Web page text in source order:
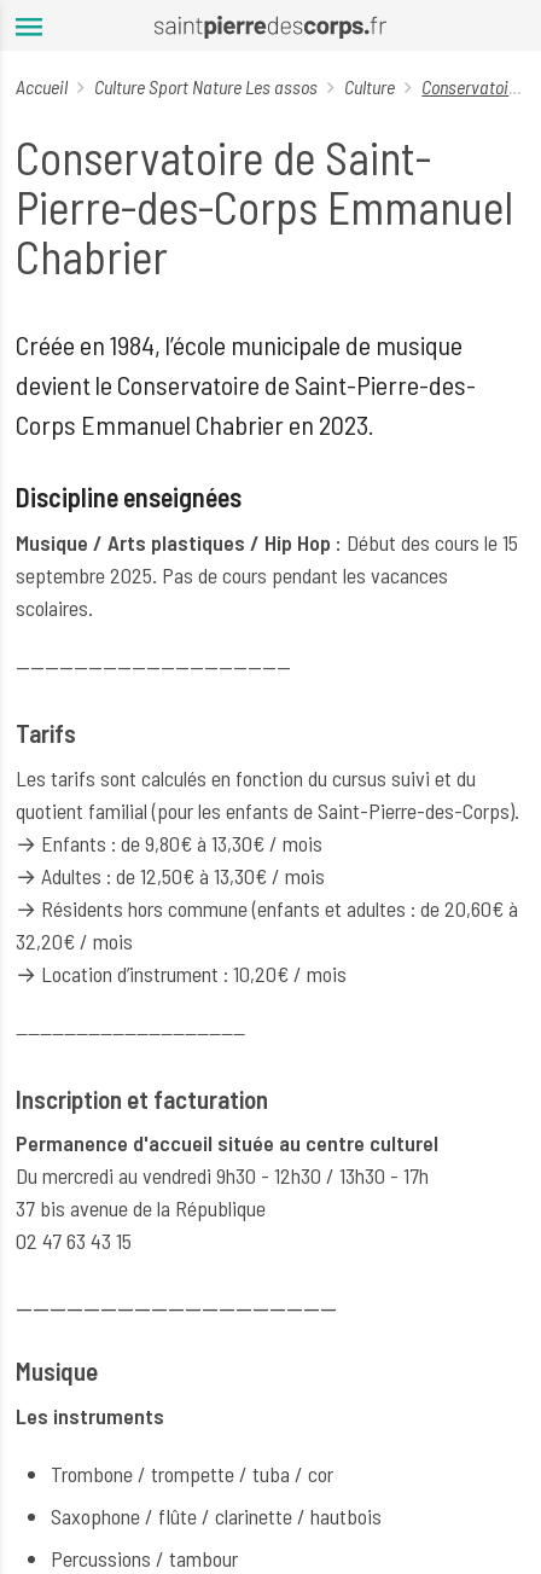
Aller au contenu principal
Accueil CultureSport Nature Les assos Culture Conservatoire de Saint-Pierre-des-Corps Emmanuel Chabrier
Conservatoire de Saint-
Pierre-des-Corps Emmanuel
Chabrier
Créée en 1984, l’école municipale de musique
devient le Conservatoire de Saint-Pierre-des-
Corps Emmanuel Chabrier en 2023.
Discipline enseignées
Musique / Arts plastiques / Hip Hop : Début des cours le 15
septembre 2025. Pas de cours pendant les vacances
scolaires.
--------------------------------------
Tarifs
Les tarifs sont calculés en fonction du cursus suivi et du
quotient familial (pour les enfants de Saint-Pierre-des-Corps).
→ Enfants : de 9,80€ à 13,30€ / mois
→ Adultes : de 12,50€ à 13,30€ / mois
→ Résidents hors commune (enfants et adultes : de 20,60€ à
32,20€ / mois
→ Location d’instrument : 10,20€ / mois
--------------------------------------
Inscription et facturation
Permanence d'accueil située au centre culturel
Du mercredi au vendredi 9h30 - 12h30 / 13h30 - 17h
37 bis avenue de la République
02 47 63 43 15
--------------------------------------
Musique
Les instruments
Trombone / trompette / tuba / cor
Saxophone / flûte / clarinette / hautbois
Percussions / tambour